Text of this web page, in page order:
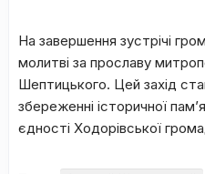
На завершення зустрічі
молитві за прославу
Шептицького. Цей захід
збереженні історичної
єдності Ходорівської